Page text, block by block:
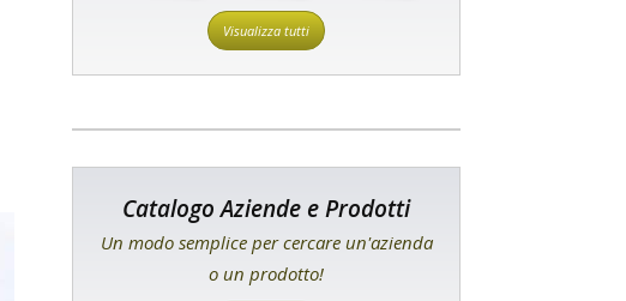
Visualizza tutti
Catalogo Aziende e Prodotti
Un modo semplice per cercare un'azienda
o un prodotto!